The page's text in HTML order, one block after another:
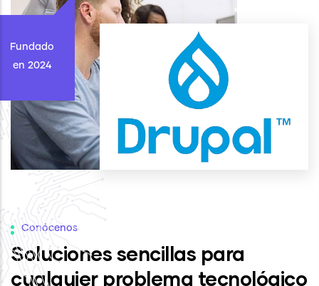
Fundado
en 2024
Conócenos
Soluciones sencillas para
cualquier problema tecnológico